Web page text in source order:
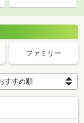
ファミリー